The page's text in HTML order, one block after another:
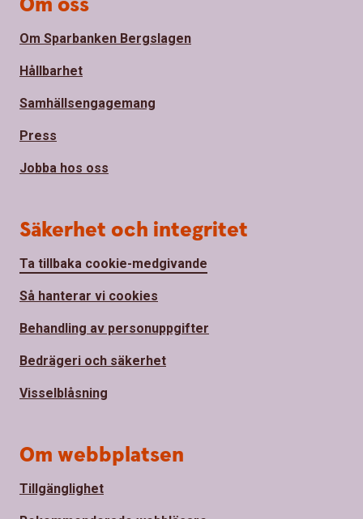
Om Sparbanken Bergslagen
Hållbarhet
Samhällsengagemang
Press
Jobba hos oss
Säkerhet och integritet
Ta tillbaka cookie-medgivande
Så hanterar vi cookies
Behandling av personuppgifter
Bedrägeri och säkerhet
Visselblåsning
Om webbplatsen
Tillgänglighet